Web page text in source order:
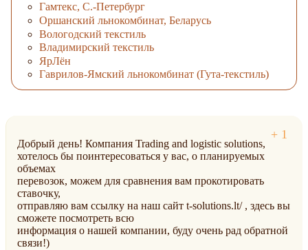
Гамтекс, С.-Петербург
Оршанский льнокомбинат, Беларусь
Вологодский текстиль
Владимирский текстиль
ЯрЛён
Гаврилов-Ямский льнокомбинат (Гута-текстиль)
Добрый день! Компания Trading and logistic solutions,
хотелось бы поинтересоваться у вас, о планируемых
объемах
перевозок, можем для сравнения вам прокотировать
ставочку,
отправляю вам ссылку на наш сайт t-solutions.lt/ , здесь вы
сможете посмотреть всю
информация о нашей компании, буду очень рад обратной
связи!)